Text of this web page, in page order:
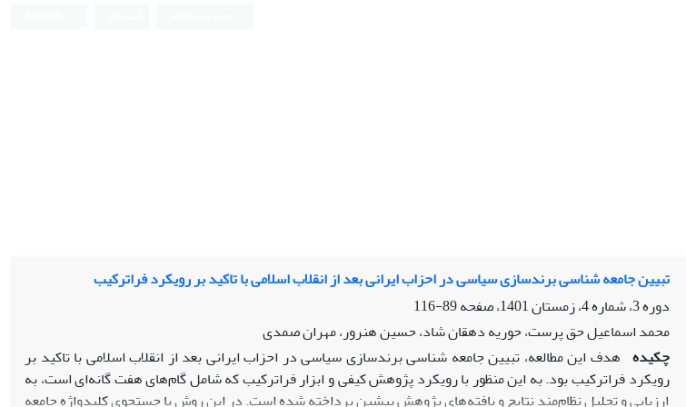
تبیین جامعه شناسی برندسازی سیاسی در احزاب ایرانی بعد از انقلاب اسلامی با تاکید بر رویکرد فراترکیب
دوره 3، شماره 4، زمستان 1401، صفحه
89-116
محمد اسماعیل حق پرست، حوریه دهقان شاد، حسین هنرور، مهران صمدی
چکیده هدف این مطالعه، تبیین جامعه شناسی برندسازی سیاسی در احزاب ایرانی بعد از انقلاب اسلامی با تاکید بر
رویکرد فراترکیب بود. به این منظور با رویکرد پژوهش کیفی و ابزار فراترکیب که شامل گام‌های هفت گانه‌ای است، به
ارزیابی و تحلیل نظام‌مند نتایج و یافته‌های پژوهش پیشین پرداخته شده است. در این روش با جستجوی کلیدواژه جامعه